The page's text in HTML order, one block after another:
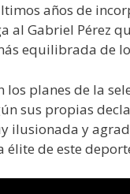
años de
al Gabriel Pérez
equilibrada de
planes de la
sus propias
ilusionada y
élite de este